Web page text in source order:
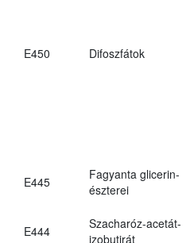
E450 Difoszfátok
E445
Fagyanta glicerin-
észterei
E444
Szacharóz-acetát-
izobutirát